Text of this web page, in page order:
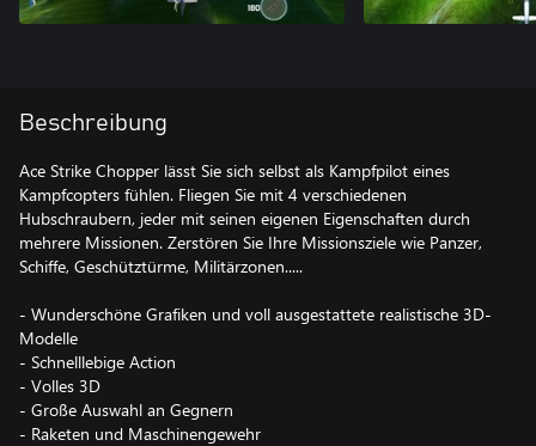
Beschreibung
Ace Strike Chopper lässt Sie sich selbst als Kampfpilot eines
Kampfcopters fühlen. Fliegen Sie mit 4 verschiedenen
Hubschraubern, jeder mit seinen eigenen Eigenschaften durch
mehrere Missionen. Zerstören Sie Ihre Missionsziele wie Panzer,
Schiffe, Geschütztürme, Militärzonen.....
- Wunderschöne Grafiken und voll ausgestattete realistische 3D-
Modelle
- Schnelllebige Action
- Volles 3D
- Große Auswahl an Gegnern
- Raketen und Maschinengewehr